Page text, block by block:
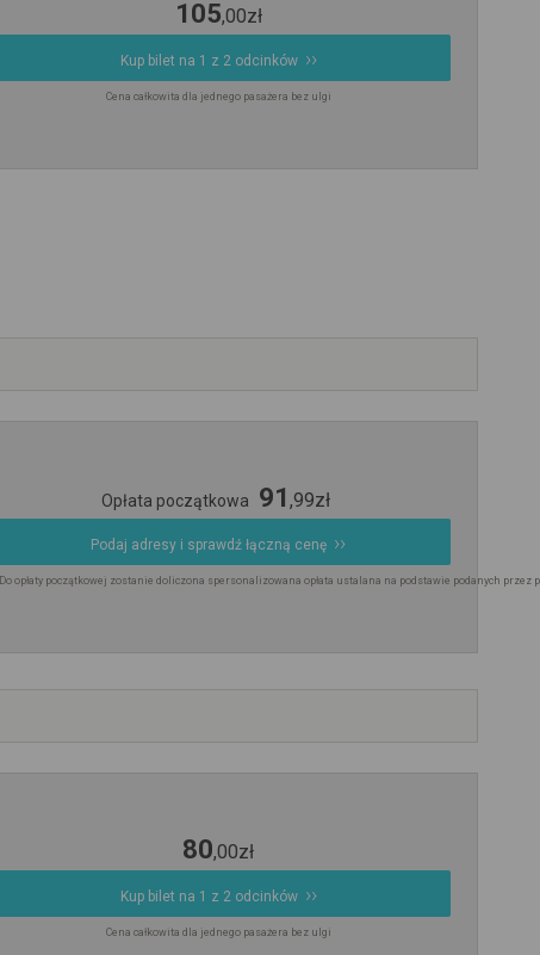
105,00zł
Kup bilet na 1 z 2 odcinków
Cena całkowita dla jednego pasażera bez ulgi
Opłata początkowa 91,99zł
Podaj adresy i sprawdź łączną cenę
Do opłaty początkowej zostanie doliczona spersonalizowana opłata ustalana na podstawie podanych przez
80,00zł
Kup bilet na 1 z 2 odcinków
Cena całkowita dla jednego pasażera bez ulgi